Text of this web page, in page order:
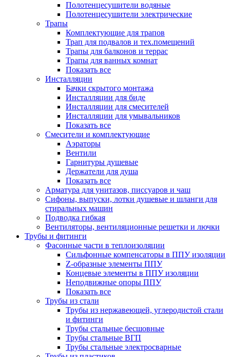
Полотенцесушители водяные
Полотенцесушители электрические
Трапы
Комплектующие для трапов
Трап для подвалов и тех.помещений
Трапы для балконов и террас
Трапы для ванных комнат
Показать все
Инсталляции
Бачки скрытого монтажа
Инсталляции для биде
Инсталляции для смесителей
Инсталляции для умывальников
Показать все
Смесители и комплектующие
Аэраторы
Вентили
Гарнитуры душевые
Держатели для душа
Показать все
Арматура для унитазов, писсуаров и чаш
Сифоны, выпуски, лотки душевые и шланги для
стиральных машин
Подводка гибкая
Вентиляторы, вентиляционные решетки и лючки
Трубы и фитинги
Фасонные части в теплоизоляции
Cильфонные компенсаторы в ППУ изоляции
Z-образные элементы ППУ
Концевые элементы в ППУ изоляции
Неподвижные опоры ППУ
Показать все
Трубы из стали
Трубы из нержавеющей, углеродистой стали
и фитинги
Трубы стальные бесшовные
Трубы стальные ВГП
Трубы стальные электросварные